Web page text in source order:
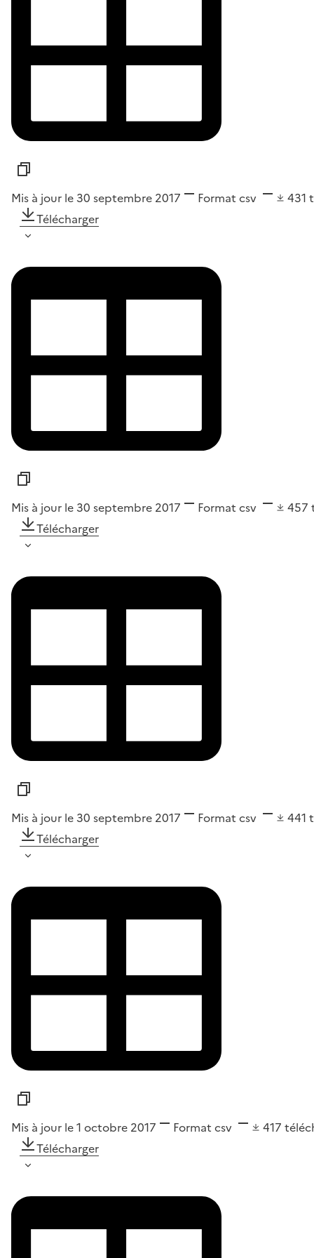
Mis à jour le 30 septembre 2017 Format csv 431
Télécharger
Mis à jour le 30 septembre 2017 Format csv 457
Télécharger
Mis à jour le 30 septembre 2017 Format csv 441
Télécharger
Mis à jour le 1 octobre 2017 Format csv 417
Télécharger